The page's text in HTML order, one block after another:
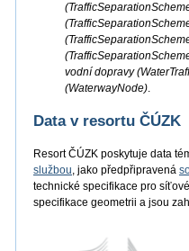
vodní dopravy
(WaterwayNode).
Data v resortu ČÚZK
Resort ČÚZK poskytuje data
službou, jako předpřipravená
technické specifikace pro
specifikace geometrii a jsou